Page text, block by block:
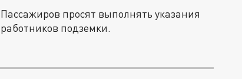
Пассажиров просят выполнять указания
работников подземки.